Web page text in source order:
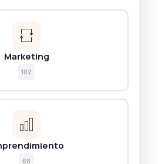
Marketing
102
68